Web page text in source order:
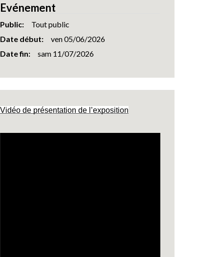
Evénement
Public
Tout public
Date début
ven 05/06/2026
Date fin
sam 11/07/2026
Vidéo de présentation de l’exposition